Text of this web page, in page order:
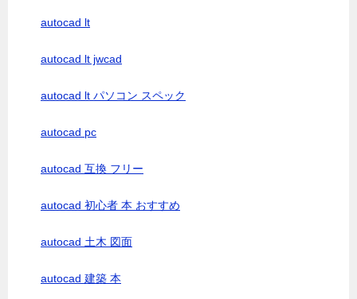
autocad lt
autocad lt jwcad
autocad lt パソコン スペック
autocad pc
autocad 互換 フリー
autocad 初心者 本 おすすめ
autocad 土木 図面
autocad 建築 本